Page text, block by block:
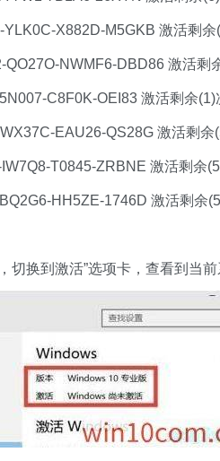
X882D-M5GKB 激活剩余
NWMF6-DBD86 激活剩
C8F0K-OEI83 激活剩余(1)
EAU26-QS28G 激活剩余
T0845-ZRBNE 激活剩余
HH5ZE-1746D 激活剩余
切换到激活”选项卡，查看到当